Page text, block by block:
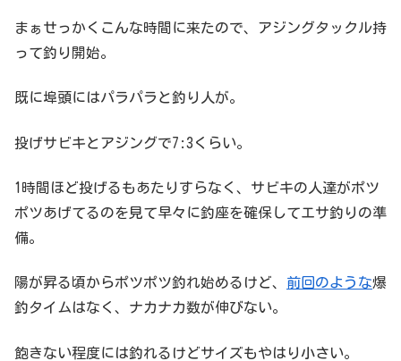
まぁせっかくこんな時間に来たので、アジングタックル持
って釣り開始。
既に埠頭にはパラパラと釣り人が。
投げサビキとアジングで7:3くらい。
1時間ほど投げるもあたりすらなく、サビキの人達がポツ
ポツあげてるのを見て早々に釣座を確保してエサ釣りの準
備。
陽が昇る頃からポツポツ釣れ始めるけど、 前回のような爆
釣タイムはなく、ナカナカ数が伸びない。
飽きない程度には釣れるけどサイズもやはり小さい。